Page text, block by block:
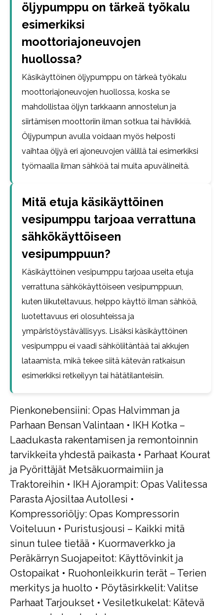
öljypumppu on tärkeä työkalu
esimerkiksi
moottoriajoneuvojen
huollossa?
Käsikäyttöinen öljypumppu on tärkeä työkalu
moottoriajoneuvojen huollossa, koska se
mahdollistaa öljyn tarkkaann annostelun ja
siirtämisen moottoriin ilman sotkua tai hävikkiä.
Öljypumpun avulla voidaan myös helposti
vaihtaa öljyä eri ajoneuvojen välillä tai esimerkiksi
työmaalla ilman sähköä tai muita apuvälineitä.
Mitä etuja käsikäyttöinen
vesipumppu tarjoaa verrattuna
sähkökäyttöiseen
vesipumppuun?
Käsikäyttöinen vesipumppu tarjoaa useita etuja
verrattuna sähkökäyttöiseen vesipumppuun,
kuten liikuteltavuus, helppo käyttö ilman sähköä,
luotettavuus eri olosuhteissa ja
ympäristöystävällisyys. Lisäksi käsikäyttöinen
vesipumppu ei vaadi sähköliitäntää tai akkujen
lataamista, mikä tekee siitä kätevän ratkaisun
esimerkiksi retkeilyyn tai hätätilanteisiin.
Pienkonebensiini: Opas Halvimman ja
Parhaan Bensan Valintaan • IKH Kotka –
Laadukasta rakentamisen ja remontoinnin
tarvikkeita yhdestä paikasta • Parhaat Kourat
ja Pyörittäjät Metsäkuormaimiin ja
Traktoreihin • IKH Ajorampit: Opas Valitessa
Parasta Ajosiltaa Autollesi •
Kompressoriöljy: Opas Kompressorin
Voiteluun • Puristusjousi – Kaikki mitä
sinun tulee tietää • Kuormaverkko ja
Peräkärryn Suojapeitot: Käyttövinkit ja
Ostopaikat • Ruohonleikkurin terät – Terien
merkitys ja huolto • Pöytäsirkkelit: Valitse
Parhaat Tarjoukset • Vesiletkukelat: Kätevä